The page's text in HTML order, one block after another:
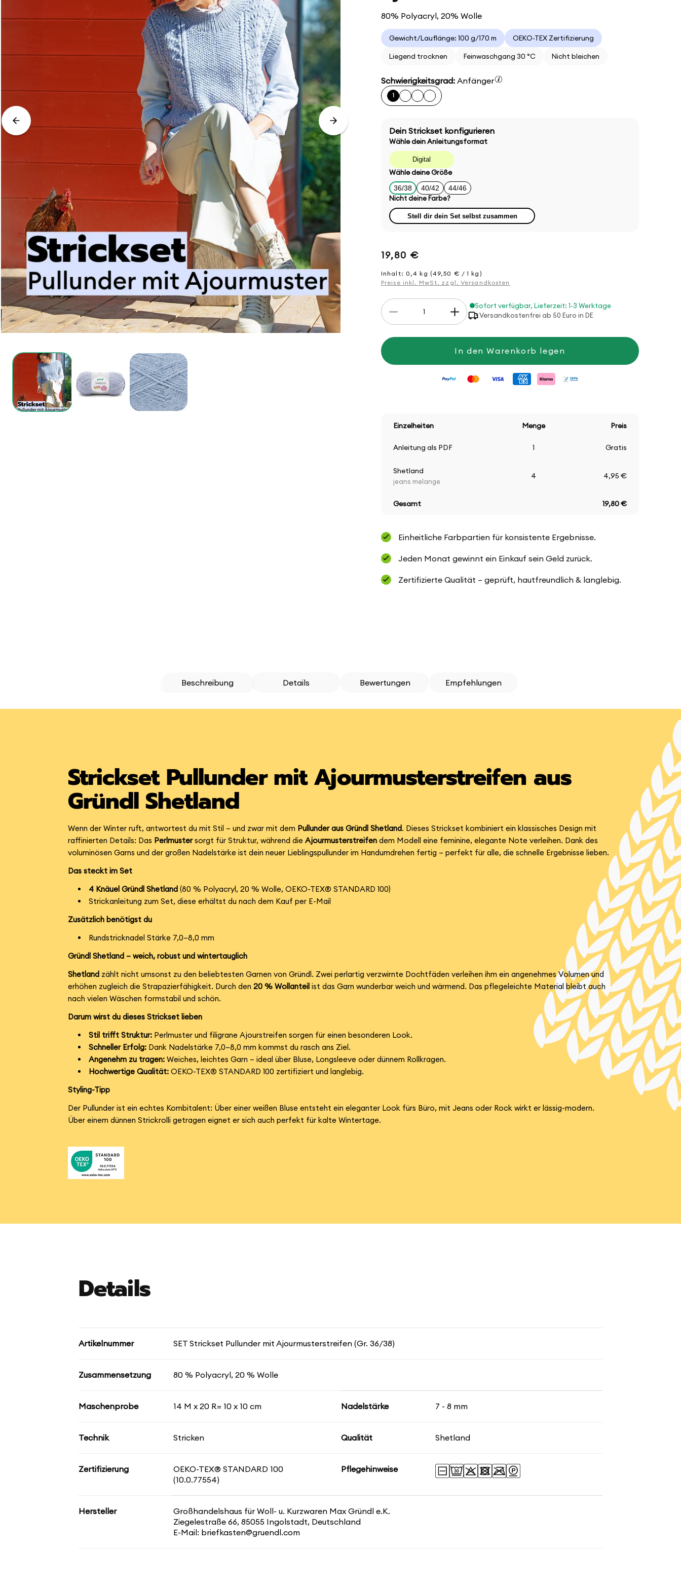
80% Polyacryl, 20% Wolle
Gewicht/Lauflänge: 100 g/170 m
OEKO-TEX Zertifizierung
Liegend trocknen
Feinwaschgang 30 °C Nicht bleichen
Schwierigkeitsgrad: Anfänger
1
Dein Strickset konfigurieren
Wähle dein Anleitungsformat
Digital
Wähle deine Größe
36/38 40/42 44/46
Nicht deine Farbe?
Stell dir dein Set selbst zusammen
Normaler
Preis
19,80 €
Inhalt: 0,4 kg (49,50 € / 1 kg)
Preise inkl. MwSt. zzgl. Versandkosten
Anzahl
Verringere
für
Erhöhe
die
für
Pullunder
Sofort verfügbar, Lieferzeit: 1-3 Werktage
Versandkostenfrei ab 50 Euro in DE
In den Warenkorb legen
Einzelheiten Menge Preis
Anleitung als PDF 1 Gratis
Shetland
jeans melange
4 4,95 €
Gesamt 19,80 €
Einheitliche Farbpartien für konsistente Ergebnisse.
Jeden Monat gewinnt ein Einkauf sein Geld zurück.
Zertifizierte Qualität – geprüft, hautfreundlich & langlebig.
Beschreibung Details Bewertungen Empfehlungen
Strickset Pullunder mit Ajourmusterstreifen aus
Gründl Shetland
Wenn der Winter ruft, antwortest du mit Stil – und zwar mit dem Pullunder aus Gründl Shetland. Dieses Strickset kombiniert ein klassisches Design mit
raffinierten Details: Das Perlmustersorgt für Struktur, während dieAjourmusterstreifen dem Modell eine feminine, elegante Note verleihen. Dank des
voluminösen Garns und der großen Nadelstärke ist dein neuer Lieblingspullunder im Handumdrehen fertig – perfekt für alle, die schnelle Ergebnisse lieben.
Das steckt im Set
4 Knäuel Gründl Shetland (80 % Polyacryl, 20 % Wolle, OEKO-TEX® STANDARD 100)
Strickanleitung zum Set, diese erhältst du nach dem Kauf per E-Mail
Zusätzlich benötigst du
Rundstricknadel Stärke 7,0–8,0 mm
Gründl Shetland – weich, robust und wintertauglich
Shetland zählt nicht umsonst zu den beliebtesten Garnen von Gründl. Zwei perlartig verzwirnte Dochtfäden verleihen ihm ein angenehmes Volumen und
erhöhen zugleich die Strapazierfähigkeit. Durch den20 % Wollanteil ist das Garn wunderbar weich und wärmend. Das pflegeleichte Material bleibt auch
nach vielen Wäschen formstabil und schön.
Darum wirst du dieses Strickset lieben
Stil trifft Struktur: Perlmuster und filigrane Ajourstreifen sorgen für einen besonderen Look.
Schneller Erfolg: Dank Nadelstärke 7,0–8,0 mm kommst du rasch ans Ziel.
Angenehm zu tragen: Weiches, leichtes Garn – ideal über Bluse, Longsleeve oder dünnem Rollkragen.
Hochwertige Qualität: OEKO-TEX® STANDARD 100 zertifiziert und langlebig.
Styling-Tipp
Der Pullunder ist ein echtes Kombitalent: Über einer weißen Bluse entsteht ein eleganter Look fürs Büro, mit Jeans oder Rock wirkt er lässig-modern.
Über einem dünnen Strickrolli getragen eignet er sich auch perfekt für kalte Wintertage.
Details
Artikelnummer SET Strickset Pullunder mit Ajourmusterstreifen (Gr. 36/38)
Zusammensetzung 80 % Polyacryl, 20 % Wolle
Maschenprobe 14 M x 20 R= 10 x 10 cm Nadelstärke 7 - 8 mm
Technik Stricken Qualität Shetland
Zertifizierung
OEKO-TEX® STANDARD 100
(10.0.77554)
Pflegehinweise
Hersteller
Großhandelshaus für Woll- u. Kurzwaren Max Gründl e.K.
Ziegelestraße 66, 85055 Ingolstadt, Deutschland
E-Mail: briefkasten@gruendl.com